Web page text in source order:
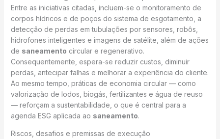
Entre as iniciativas citadas, incluem-se o monitoramento de
corpos hídricos e de poços do sistema de esgotamento, a
detecção de perdas em tubulações por sensores, robôs,
hidrofones inteligentes e imagens de satélite, além de ações
de saneamento circular e regenerativo.
Consequentemente, espera-se reduzir custos, diminuir
perdas, antecipar falhas e melhorar a experiência do cliente.
Ao mesmo tempo, práticas de economia circular — como
valorização de lodos, biogás, fertilizantes e água de reuso
— reforçam a sustentabilidade, o que é central para a
agenda ESG aplicada ao saneamento.
Riscos, desafios e premissas de execução